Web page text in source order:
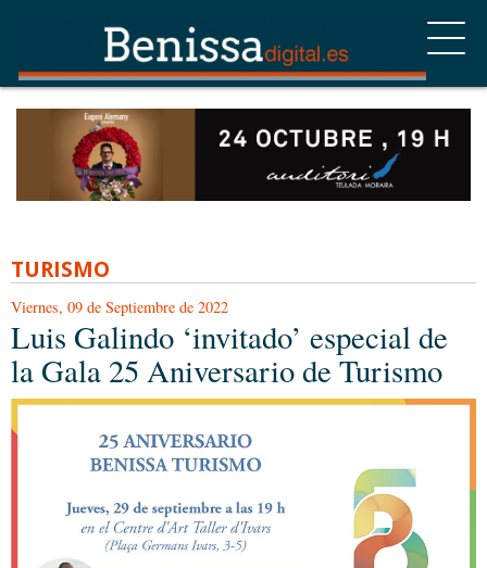
TURISMO
Viernes, 09 de Septiembre de 2022
Luis Galindo ‘invitado’ especial de
la Gala 25 Aniversario de Turismo